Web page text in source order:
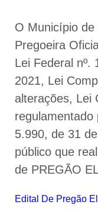
O Município
Pregoeira
Lei Federal nº.
2021, Lei
alterações, Lei
regulamentado
5.990, de 31
público que
de PREGÃO
Edital De Pregão